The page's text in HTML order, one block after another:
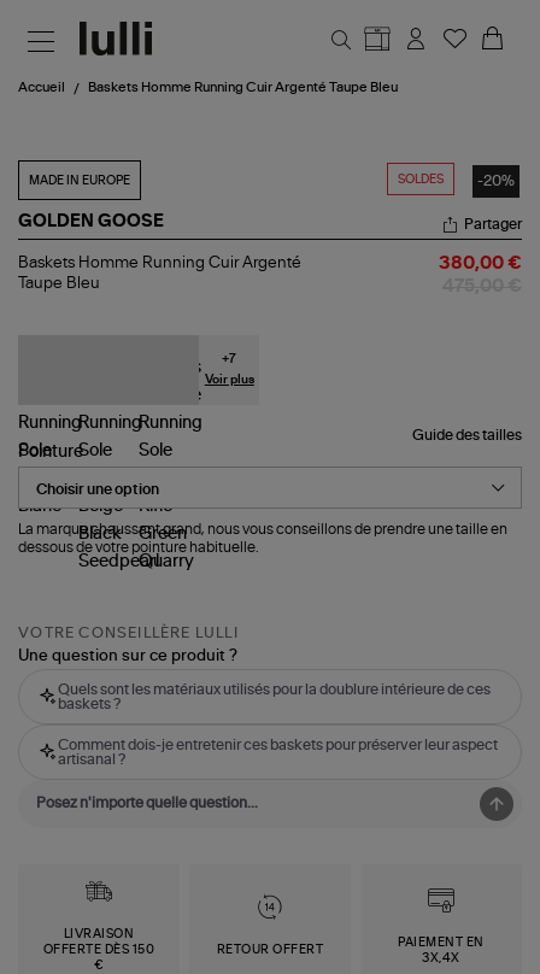
Accueil Baskets Homme Running Cuir Argenté Taupe Bleu
SOLDES -20%
MADE IN EUROPE
GOLDEN GOOSE
Baskets
Homme
Running
Partager
Baskets Homme Running Cuir Argenté
Taupe Bleu
380,00 €
+7
Voir plus
Guide des tailles
Pointure
La marque chaussant grand, nous vous conseillons de prendre une taille en
dessous de votre pointure habituelle.
VOTRE CONSEILLÈRE LULLI
Une question sur ce produit ?
Quels sont les matériaux utilisés pour la doublure intérieure de ces
baskets ?
Comment dois-je entretenir ces baskets pour préserver leur aspect
artisanal ?
LIVRAISON
OFFERTE DÈS 150
€
RETOUR OFFERT
PAIEMENT EN
3X,4X